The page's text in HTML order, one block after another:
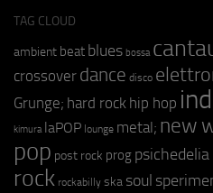
TAG CLOUD
ambient beat blues bossa
crossover dance disco
Grunge; hard rock hip hop
kimura laPOP lounge metal; new
pop post rock prog psichedelia
rock rockabilly ska soul